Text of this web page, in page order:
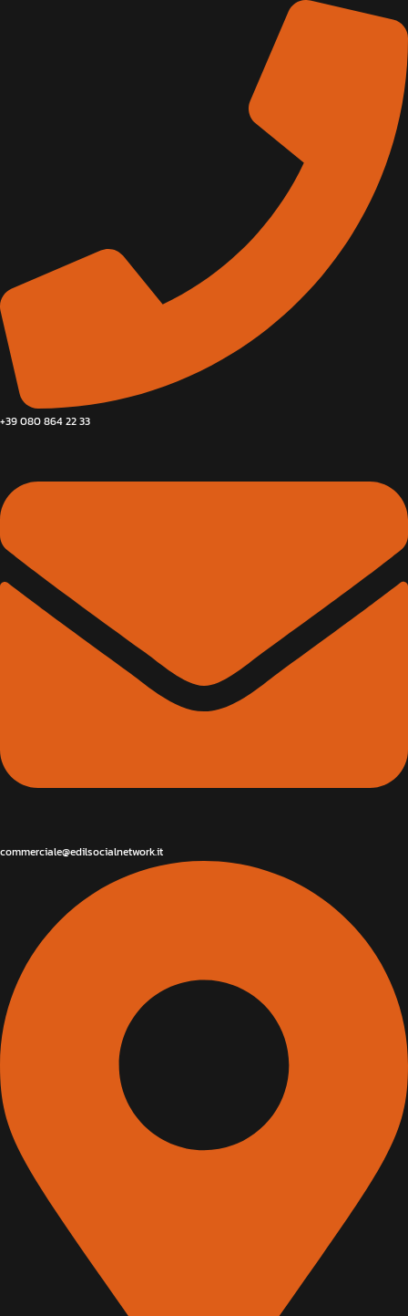
+39 080 864 22 33
commerciale@edilsocialnetwork.it